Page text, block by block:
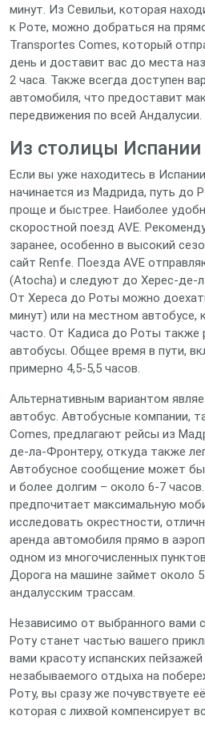
минут. Из Севильи, которая
к Роте, можно добраться на
Transportes Comes, который
день и доставит вас до места
2 часа. Также всегда доступен
автомобиля, что предоставит
передвижения по всей Андалусии.
Из столицы
Если вы уже находитесь в
начинается из Мадрида, путь до
проще и быстрее. Наиболее
скоростной поезд AVE.
заранее, особенно в высокий
сайт Renfe. Поезда AVE
(Atocha) и следуют до Херес-де-
От Хереса до Роты можно
минут) или на местном
часто. От Кадиса до Роты также
автобусы. Общее время в пути,
примерно 4,5-5,5 часов.
Альтернативным вариантом
автобус. Автобусные компании,
Comes, предлагают рейсы из
де-ла-Фронтеру, откуда также
Автобусное сообщение может
и более долгим – около 6-7
предпочитает максимальную
исследовать окрестности,
аренда автомобиля прямо в
одном из многочисленных
Дорога на машине займет около
андалусским трассам.
Независимо от выбранного вами
Роту станет частью вашего
вами красоту испанских
незабываемого отдыха на
Роту, вы сразу же почувствуете
которая с лихвой компенсирует